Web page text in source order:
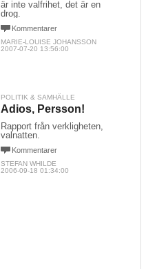
är inte valfrihet, det är en
drog.
Kommentarer
MARIE-LOUISE JOHANSSON
2007-07-20 13:56:00
POLITIK & SAMHÄLLE
Adios, Persson!
Rapport från verkligheten,
valnatten.
Kommentarer
STEFAN WHILDE
2006-09-18 01:34:00